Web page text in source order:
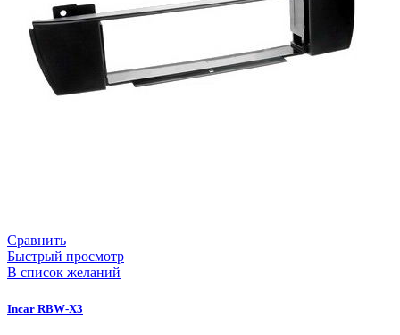
Сравнить
Быстрый просмотр
В список желаний
Incar RBW-X3